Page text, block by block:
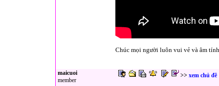
Chúc mọi người luôn vui vẻ và âm
maicuoi
member
>> xem chủ đề